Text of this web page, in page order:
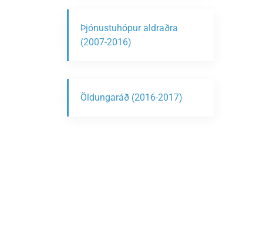
Þjónustuhópur aldraðra
(2007-2016)
Öldungaráð (2016-2017)